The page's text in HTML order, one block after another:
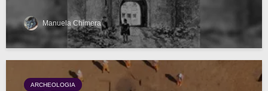
Manuela Chimera
ARCHEOLOGIA